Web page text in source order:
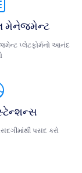
મેનેજમેન્ટ
પ્લેટફોર્મનો આનંદ
પસંદ કરો